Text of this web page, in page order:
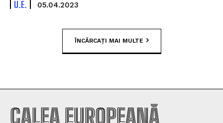
U.E. 05.04.2023
ÎNCĂRCAȚI MAI MULTE
CALEA EUROPEANĂ